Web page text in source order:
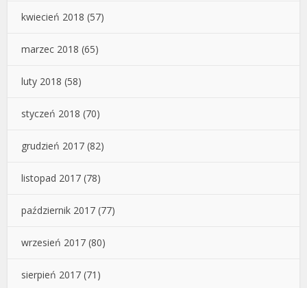
kwiecień 2018 (57)
marzec 2018 (65)
luty 2018 (58)
styczeń 2018 (70)
grudzień 2017 (82)
listopad 2017 (78)
październik 2017 (77)
wrzesień 2017 (80)
sierpień 2017 (71)